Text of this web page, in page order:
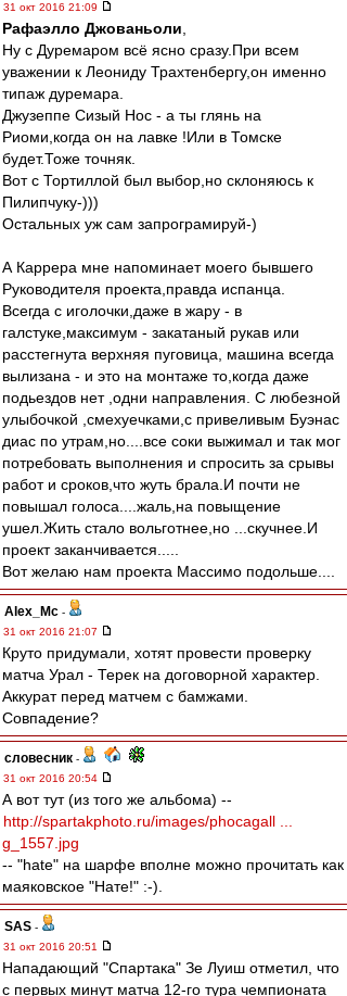
31 окт 2016 21:09
Рафаэлло Джованьоли
Ну с Дуремаром всё ясно сразу.При всем
уважении к Леониду Трахтенбергу,он именно
типаж дуремара.
Джузеппе Сизый Нос - а ты глянь на
Риоми,когда он на лавке !Или в Томске
будет.Тоже точняк.
Вот с Тортиллой был выбор,но склоняюсь к
Пилипчуку-)))
Остальных уж сам запрограмируй-)
А Каррера мне напоминает моего бывшего
Руководителя проекта,правда испанца.
Всегда с иголочки,даже в жару - в
галстуке,максимум - закатаный рукав или
расстегнута верхняя пуговица, машина всегда
вылизана - и это на монтаже то,когда даже
подьездов нет ,одни направления. С любезной
улыбочкой ,смехуечками,с привеливым Буэнас
диас по утрам,но....все соки выжимал и так мог
потребовать выполнения и спросить за срывы
работ и сроков,что жуть брала.И почти не
повышал голоса....жаль,на повыщение
ушел.Жить стало вольготнее,но ...скучнее.И
проект заканчивается.....
Вот желаю нам проекта Массимо подольше....
Alex_Mc -
31 окт 2016 21:07
Круто придумали, хотят провести проверку
матча Урал - Терек на договорной характер.
Аккурат перед матчем с бамжами.
Совпадение?
словесник -
31 окт 2016 20:54
А вот тут (из того же альбома) --
http://spartakphoto.ru/images/phocagall ...
g_1557.jpg
-- "hate" на шарфе вполне можно прочитать как
маяковское "Нате!" :-).
SAS -
31 окт 2016 20:51
Нападающий "Спартака" Зе Луиш отметил, что
с первых минут матча 12-го тура чемпионата